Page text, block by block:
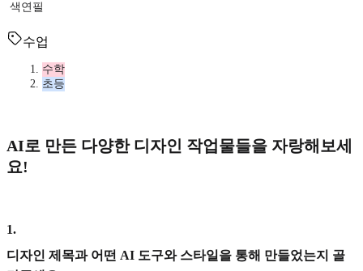
색연필
수업
수학
초등
AI로 만든 다양한 디자인 작업물들을 자랑해보세
요!
1.
디자인 제목과 어떤 AI 도구와 스타일을 통해 만들었는지 골